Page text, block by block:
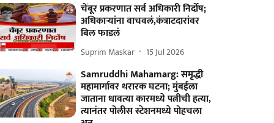
चेंबूर प्रकरणात सर्व अधिकारी निर्दोष;
अधिकाऱ्यांना वाचवलं,कंत्राटदारांवर
बिल फाडलं
Suprim Maskar 15 Jul 2026
Samruddhi Mahamarg: समृद्धी
महामार्गावर थरारक घटना; मुंबईला
जाताना धावत्या कारमध्ये पत्नीची हत्या,
त्यानंतर पोलीस स्टेशनमध्ये पोहचला